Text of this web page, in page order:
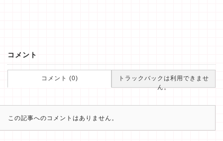
コメント
コメント (0)
トラックバックは利用できませ
ん。
この記事へのコメントはありません。